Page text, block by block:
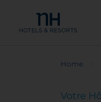
Home
Votre